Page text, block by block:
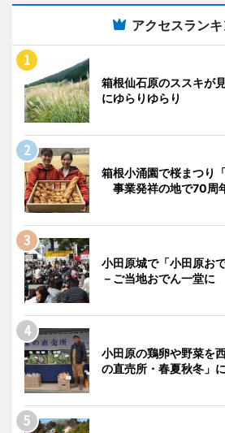
アクセスラン
箱根仙石原のススキが
にゆらりゆらり
箱根小涌園で桜まつり
事業発祥の地で70周
小田原城で「小田原お
－ご当地おでん一堂に
小田原の鶏卵や野菜を
の直売所・春夏秋冬」